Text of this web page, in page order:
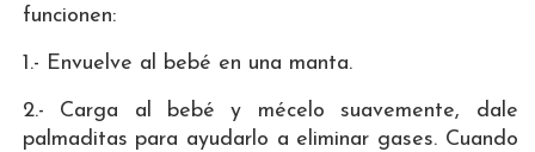
funcionen:
1.- Envuelve al bebé en una manta.
2.- Carga al bebé y mécelo suavemente, dale
palmaditas para ayudarlo a eliminar gases. Cuando